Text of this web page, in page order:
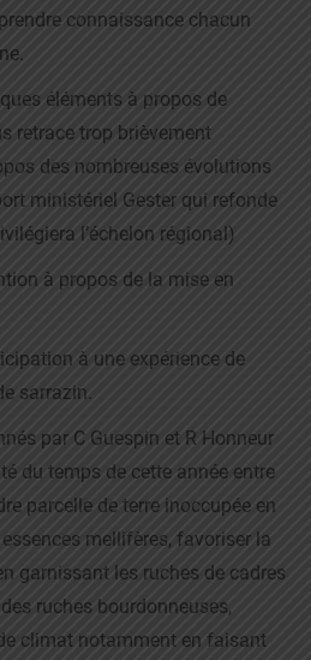
connaissance chacun
éléments à propos de
retrace trop brièvement
des nombreuses évolutions
ministériel Gester qui refonde
l’échelon régional)
à propos de la mise en
à une expérience de
sarrazin.
par C Guespin et R Honneur
du temps de cette année entre
parcelle de terre inoccupée en
mellifères, favoriser la
garnissant les ruches de cadres
ruches bourdonneuses,
climat notamment en faisant